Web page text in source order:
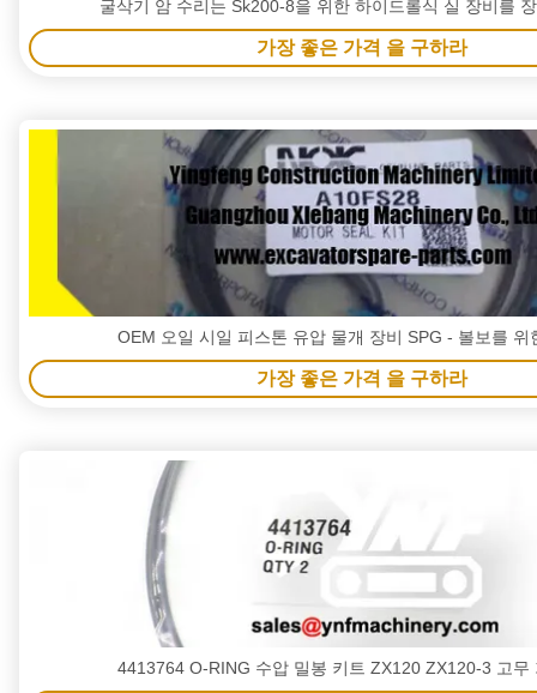
굴삭기 암 수리는 Sk200-8을 위한 하이드롤식 실 장비를
가장 좋은 가격 을 구하라
OEM 오일 시일 피스톤 유압 물개 장비 SPG - 볼보를 위
가장 좋은 가격 을 구하라
4413764 O-RING 수압 밀봉 키트 ZX120 ZX120-3 고무